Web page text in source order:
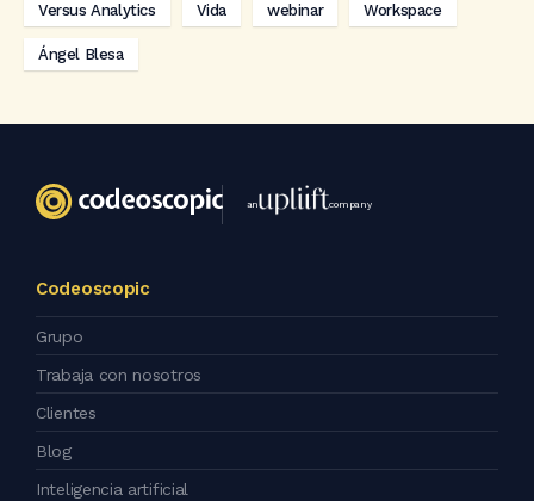
Versus Analytics Vida webinar Workspace
Ángel Blesa
an company
Codeoscopic
Grupo
Trabaja con nosotros
Clientes
Blog
Inteligencia artificial